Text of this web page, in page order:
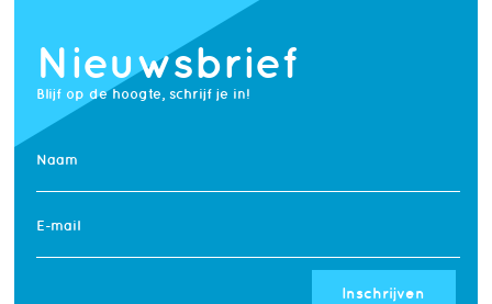
Nieuwsbrief
Blijf op de hoogte, schrijf je in!
Naam
E-mail
Inschrijven